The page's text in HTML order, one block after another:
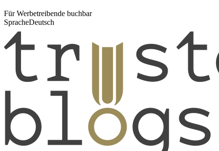
Für Werbetreibende buchbar
SpracheDeutsch